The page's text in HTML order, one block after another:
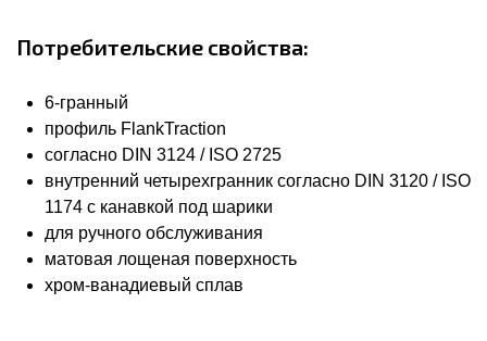
Потребительские свойства:
6-гранный
профиль FlankTraction
согласно DIN 3124 / ISO 2725
внутренний четырехгранник согласно DIN 3120 / ISO
1174 с канавкой под шарики
для ручного обслуживания
матовая лощеная поверхность
хром-ванадиевый сплав